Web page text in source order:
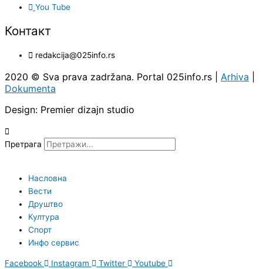
You Tube
Контакт
redakcija@025info.rs
2020 © Sva prava zadržana. Portal 025info.rs | Arhiva
Dokumenta
Design: Premier dizajn studio
Претрага
Насловна
Вести
Друштво
Култура
Спорт
Инфо сервис
Facebook Instagram Twitter Youtube